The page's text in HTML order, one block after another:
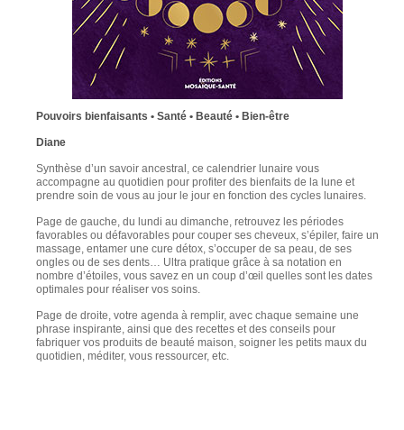
Pouvoirs bienfaisants • Santé • Beauté • Bien-être
Diane
Synthèse d’un savoir ancestral, ce calendrier lunaire vous
accompagne au quotidien pour profiter des bienfaits de la lune et
prendre soin de vous au jour le jour en fonction des cycles lunaires.
Page de gauche, du lundi au dimanche, retrouvez les périodes
favorables ou défavorables pour couper ses cheveux, s’épiler, faire un
massage, entamer une cure détox, s’occuper de sa peau, de ses
ongles ou de ses dents… Ultra pratique grâce à sa notation en
nombre d’étoiles, vous savez en un coup d’œil quelles sont les dates
optimales pour réaliser vos soins.
Page de droite, votre agenda à remplir, avec chaque semaine une
phrase inspirante, ainsi que des recettes et des conseils pour
fabriquer vos produits de beauté maison, soigner les petits maux du
quotidien, méditer, vous ressourcer, etc.